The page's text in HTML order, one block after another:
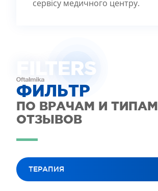
сервісу медичного центру.
FILTERS
ФИЛЬТР
ПО ВРАЧАМ И ТИПАМ
ОТЗЫВОВ
ТЕРАПИЯ